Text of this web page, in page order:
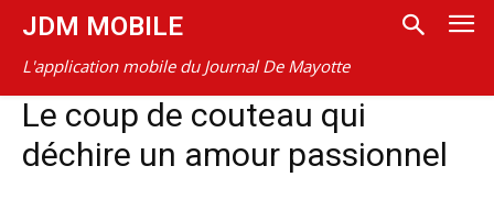
JDM MOBILE
L'application mobile du Journal De Mayotte
Le coup de couteau qui
déchire un amour passionnel